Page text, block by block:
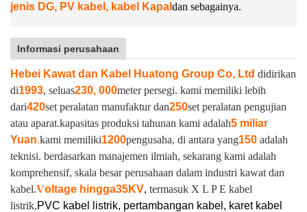
jenis DG, PV kabel, kabel Kapal dan sebagainya.
Informasi perusahaan
Hebei Kawat dan Kabel Huatong Group Co, Ltd didirikan
di1993, seluas230, 000meter persegi. kami memiliki lebih
dari420set peralatan manufaktur dan250set peralatan pengujian
atau aparat.kapasitas produksi tahunan kami adalah5 miliar
Yuan.kami memiliki1200pengusaha, di antara yang150 adalah
teknisi. berdasarkan manajemen ilmiah, sekarang kami adalah
komprehensif, skala besar perusahaan dalam industri kawat dan
kabel.Voltage hingga35KV, termasuk X L P E kabel
listrik,PVC kabel listrik, pertambangan kabel, karet kabel